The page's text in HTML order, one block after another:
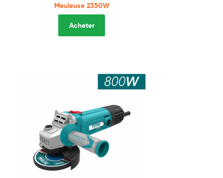
Meuleuse 2350W
Acheter